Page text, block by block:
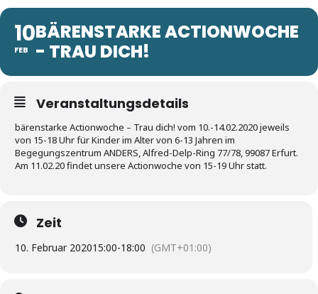
10
FEB
BÄRENSTARKE ACTIONWOCHE
- TRAU DICH!
Veranstaltungsdetails
bärenstarke Actionwoche – Trau dich! vom 10.-14.02.2020 jeweils
von 15-18 Uhr für Kinder im Alter von 6-13 Jahren im
Begegungszentrum ANDERS, Alfred-Delp-Ring 77/78, 99087 Erfurt.
Am 11.02.20 findet unsere Actionwoche von 15-19 Uhr statt.
Zeit
10. Februar 202015:00-18:00 (GMT+01:00)